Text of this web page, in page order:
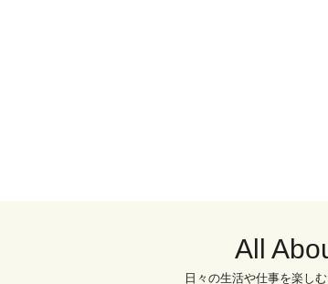
All
日々の生活や仕事を楽し